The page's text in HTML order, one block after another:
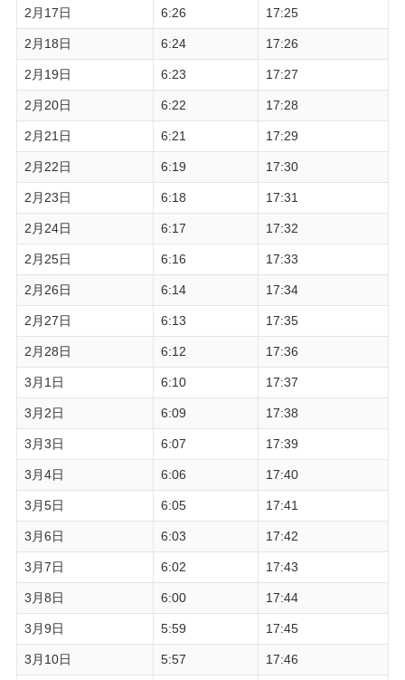
2月17日 6:26 17:25
2月18日 6:24 17:26
2月19日 6:23 17:27
2月20日 6:22 17:28
2月21日 6:21 17:29
2月22日 6:19 17:30
2月23日 6:18 17:31
2月24日 6:17 17:32
2月25日 6:16 17:33
2月26日 6:14 17:34
2月27日 6:13 17:35
2月28日 6:12 17:36
3月1日 6:10 17:37
3月2日 6:09 17:38
3月3日 6:07 17:39
3月4日 6:06 17:40
3月5日 6:05 17:41
3月6日 6:03 17:42
3月7日 6:02 17:43
3月8日 6:00 17:44
3月9日 5:59 17:45
3月10日 5:57 17:46